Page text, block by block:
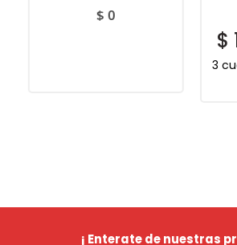
0
$
3
¡ Enterate de nuestras